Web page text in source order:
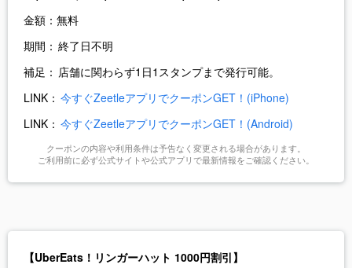
金額： 無料
期間： 終了日不明
補足： 店舗に関わらず1日1スタンプまで発行可能。
LINK： 今すぐZeetleアプリでクーポンGET！(iPhone)
LINK： 今すぐZeetleアプリでクーポンGET！(Android)
クーポンの内容や利用条件は予告なく変更される場合があります。
ご利用前に必ず公式サイトや公式アプリで最新情報をご確認ください。
【UberEats！リンガーハット 1000円割引】